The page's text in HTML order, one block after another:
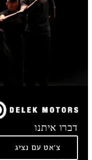
דברו איתנו
צ'אט עם נציג